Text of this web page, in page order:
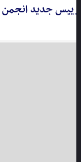
جدید انجمن